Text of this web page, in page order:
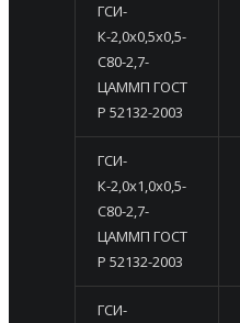
ГСИ-
К-2,0х0,5х0,5-
С80-2,7-
ЦАММП ГОСТ
Р 52132-2003
ГСИ-
К-2,0х1,0х0,5-
С80-2,7-
ЦАММП ГОСТ
Р 52132-2003
ГСИ-